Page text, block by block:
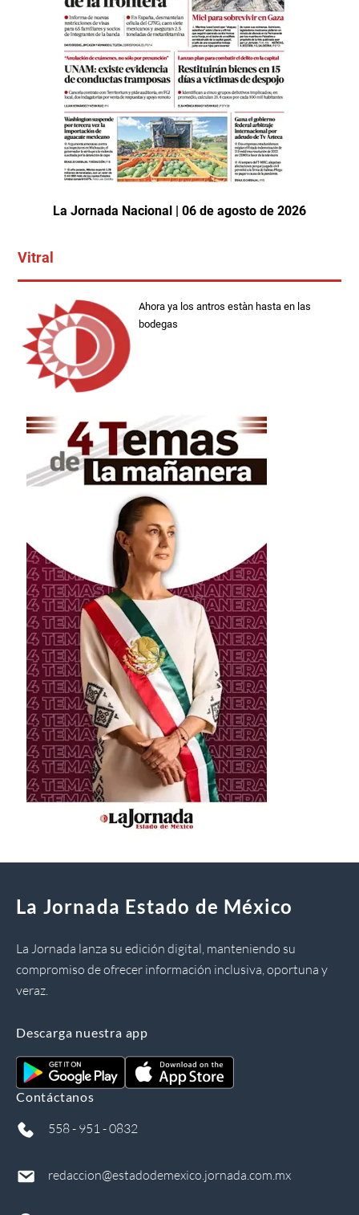
La Jornada Nacional | 06 de agosto de 2026
Vitral
Ahora ya los antros estàn hasta en las
bodegas
La Jornada Estado de México
La Jornada lanza su edición digital, manteniendo su
compromiso de ofrecer información inclusiva, oportuna y
veraz.
Descarga nuestra app
Contáctanos
558 - 951 - 0832
redaccion@estadodemexico.jornada.com.mx